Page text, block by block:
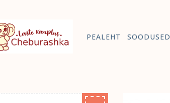
PEALEHT SOODUSED